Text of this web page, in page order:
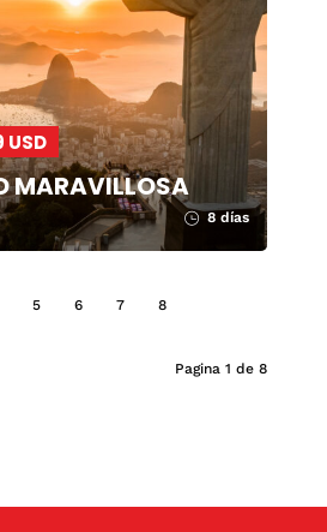
USD
MARAVILLOSA
8 días
5 6 7 8
Pagina 1 de 8